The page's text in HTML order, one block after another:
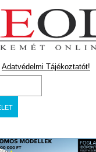
Adatvédelmi Tájékoztatót!